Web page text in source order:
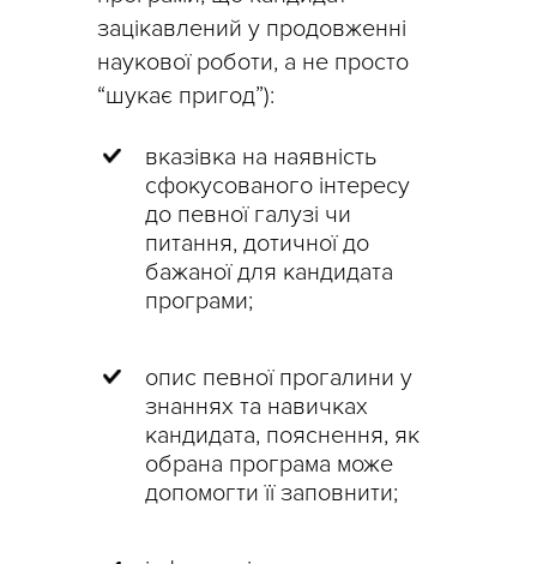
зацікавлений у продовженні
наукової роботи, а не просто
“шукає пригод”):
вказівка на наявність
сфокусованого інтересу
до певної галузі чи
питання, дотичної до
бажаної для кандидата
програми;
опис певної прогалини у
знаннях та навичках
кандидата, пояснення, як
обрана програма може
допомогти її заповнити;